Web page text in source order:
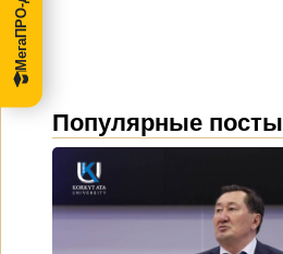
Популярные посты